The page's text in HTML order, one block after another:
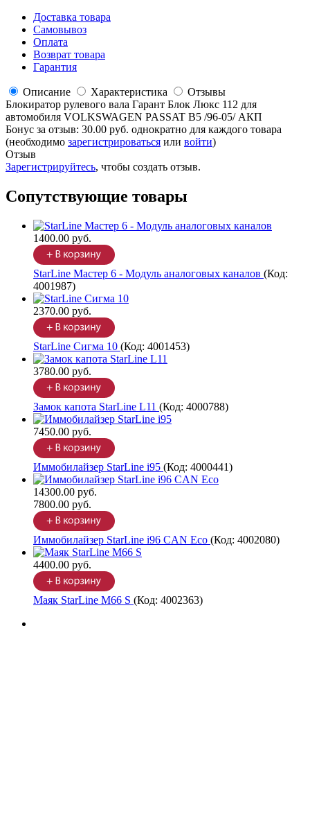
Доставка товара
Самовывоз
Оплата
Возврат товара
Гарантия
Описание Характеристика
Отзывы
Блокиратор рулевого вала Гарант Блок Люкс 112 для
автомобиля VOLKSWAGEN PASSAT B5 /96-05/ АКП
Бонус за отзыв: 30.00 руб. однократно для каждого товара
(необходимо зарегистрироваться или войти)
Отзыв
Зарегистрируйтесь, чтобы создать отзыв.
Сопутствующие товары
1400.00 руб.
StarLine Мастер 6 - Модуль аналоговых каналов (Код:
4001987)
2370.00 руб.
StarLine Сигма 10 (Код: 4001453)
3780.00 руб.
Замок капота StarLine L11 (Код: 4000788)
7450.00 руб.
Иммобилайзер StarLine i95 (Код: 4000441)
14300.00 руб.
7800.00 руб.
Иммобилайзер StarLine i96 CAN Eco (Код: 4002080)
4400.00 руб.
Маяк StarLine M66 S (Код: 4002363)